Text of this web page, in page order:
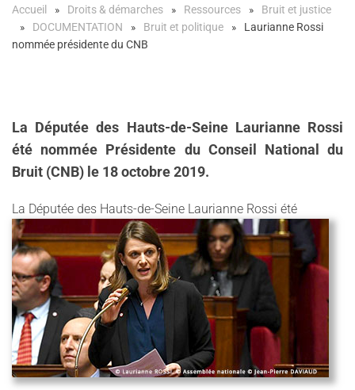
Accueil Droits & démarches Ressources
Bruit et justice
DOCUMENTATION
Bruit et politique
Laurianne Rossi
nommée présidente du CNB
La Députée des Hauts-de-Seine Laurianne Rossi
été nommée Présidente du Conseil National du
Bruit (CNB) le 18 octobre 2019.
La Députée des Hauts-de-Seine Laurianne Rossi été